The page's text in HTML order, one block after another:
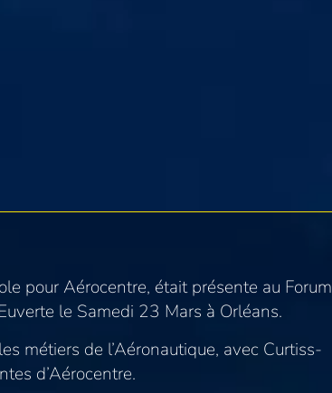
pour Aérocentre, était présente au Forum
le Samedi 23 Mars à Orléans.
métiers de l’Aéronautique, avec Curtiss-
d’Aérocentre.